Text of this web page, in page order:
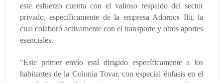
este esfuerzo cuenta con el valioso respaldo del sector
privado, específicamente de la empresa Adornos Ilu, la
cual colaboró activamente con el transporte y otros aportes
esenciales.
"Este primer envío está dirigido específicamente a los
habitantes de la Colonia Tovar, con especial énfasis en el